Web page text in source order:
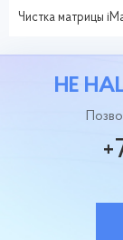
Чистка матрицы
НЕ